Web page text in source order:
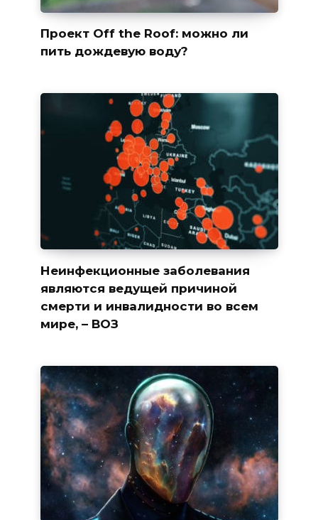
Проект Off the Roof: можно ли
пить дождевую воду?
Неинфекционные заболевания
являются ведущей причиной
смерти и инвалидности во всем
мире, – ВОЗ